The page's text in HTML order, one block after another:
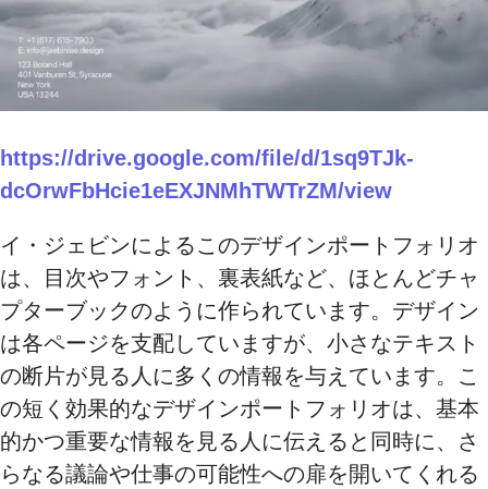
https://drive.google.com/file/d/1sq9TJk-
dcOrwFbHcie1eEXJNMhTWTrZM/view
イ・ジェビンによるこのデザインポートフォリオ
は、目次やフォント、裏表紙など、ほとんどチャ
プターブックのように作られています。デザイン
は各ページを支配していますが、小さなテキスト
の断片が見る人に多くの情報を与えています。こ
の短く効果的なデザインポートフォリオは、基本
的かつ重要な情報を見る人に伝えると同時に、さ
らなる議論や仕事の可能性への扉を開いてくれる